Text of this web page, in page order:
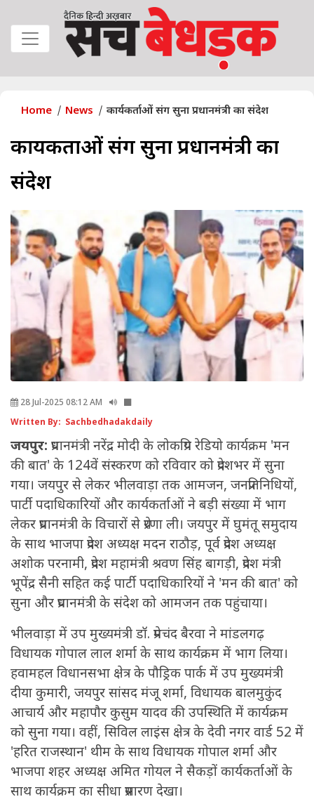
Home News कार्यकर्ताओं संग सुना प्रधानमंत्री का संदेश
कार्यकर्ताओं संग सुना प्रधानमंत्री का
संदेश
28 Jul-2025 08:12 AM
Written By: Sachbedhadakdaily
जयपुर: प्रधानमंत्री नरेंद्र मोदी के लोकप्रिय रेडियो कार्यक्रम 'मन
की बात' के 124वें संस्करण को रविवार को प्रदेशभर में सुना
गया। जयपुर से लेकर भीलवाड़ा तक आमजन, जनप्रतिनिधियों,
पार्टी पदाधिकारियों और कार्यकर्ताओं ने बड़ी संख्या में भाग
लेकर प्रधानमंत्री के विचारों से प्रेरणा ली। जयपुर में घुमंतू समुदाय
के साथ भाजपा प्रदेश अध्यक्ष मदन राठौड़, पूर्व प्रदेश अध्यक्ष
अशोक परनामी, प्रदेश महामंत्री श्रवण सिंह बागड़ी, प्रदेश मंत्री
भूपेंद्र सैनी सहित कई पार्टी पदाधिकारियों ने 'मन की बात' को
सुना और प्रधानमंत्री के संदेश को आमजन तक पहुंचाया।
भीलवाड़ा में उप मुख्यमंत्री डॉ. प्रेमचंद बैरवा ने मांडलगढ़
विधायक गोपाल लाल शर्मा के साथ कार्यक्रम में भाग लिया।
हवामहल विधानसभा क्षेत्र के पौड्रिक पार्क में उप मुख्यमंत्री
दीया कुमारी, जयपुर सांसद मंजू शर्मा, विधायक बालमुकुंद
आचार्य और महापौर कुसुम यादव की उपस्थिति में कार्यक्रम
को सुना गया। वहीं, सिविल लाइंस क्षेत्र के देवी नगर वार्ड 52 में
'हरित राजस्थान' थीम के साथ विधायक गोपाल शर्मा और
भाजपा शहर अध्यक्ष अमित गोयल ने सैकड़ों कार्यकर्ताओं के
साथ कार्यक्रम का सीधा प्रसारण देखा।